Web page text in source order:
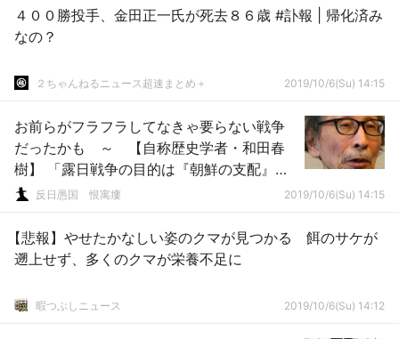
４００勝投手、金田正一氏が死去８６歳 #訃報 | 帰化済み
なの？
２ちゃんねるニュース超速まとめ＋ 2019/10/6(Su) 14:15
お前らがフラフラしてなきゃ要らない戦争
だったかも ～ 【自称歴史学者・和田春
樹】 「露日戦争の目的は『朝鮮の支配』だ
った」反日愚国 恨寓瘻 2019/10/6(Su) 14:15
【悲報】やせたかなしい姿のクマが見つかる 餌のサケが
遡上せず、多くのクマが栄養不足に
暇つぶしニュース 2019/10/6(Su) 14:12